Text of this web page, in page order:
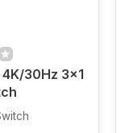
30Hz 3×1